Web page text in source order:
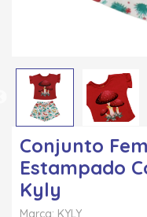
Conjunto
Estampado
Kyly
Marca: KYLY